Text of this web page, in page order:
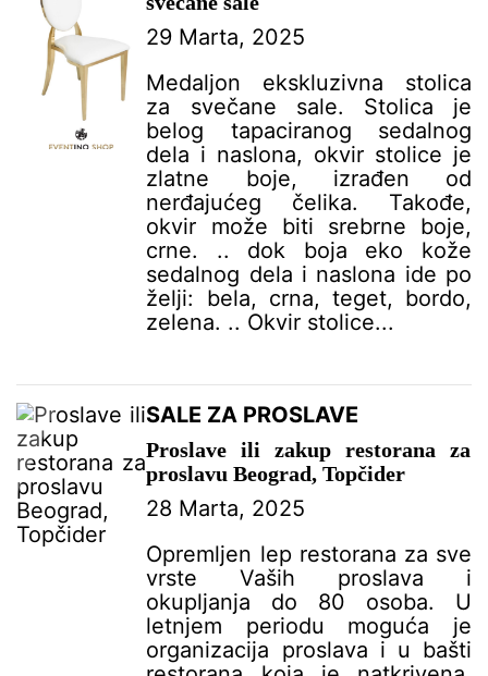
29 Marta, 2025
Medaljon ekskluzivna stolica
za svečane sale. Stolica je
belog tapaciranog sedalnog
dela i naslona, okvir stolice je
zlatne boje, izrađen od
nerđajućeg čelika. Takođe,
okvir može biti srebrne boje,
crne. .. dok boja eko kože
sedalnog dela i naslona ide po
želji: bela, crna, teget, bordo,
zelena. .. Okvir stolice...
SALE ZA PROSLAVE
Proslave ili zakup restorana za
proslavu Beograd, Topčider
28 Marta, 2025
Opremljen lep restorana za sve
vrste Vaših proslava i
okupljanja do 80 osoba. U
letnjem periodu moguća je
organizacija proslava i u bašti